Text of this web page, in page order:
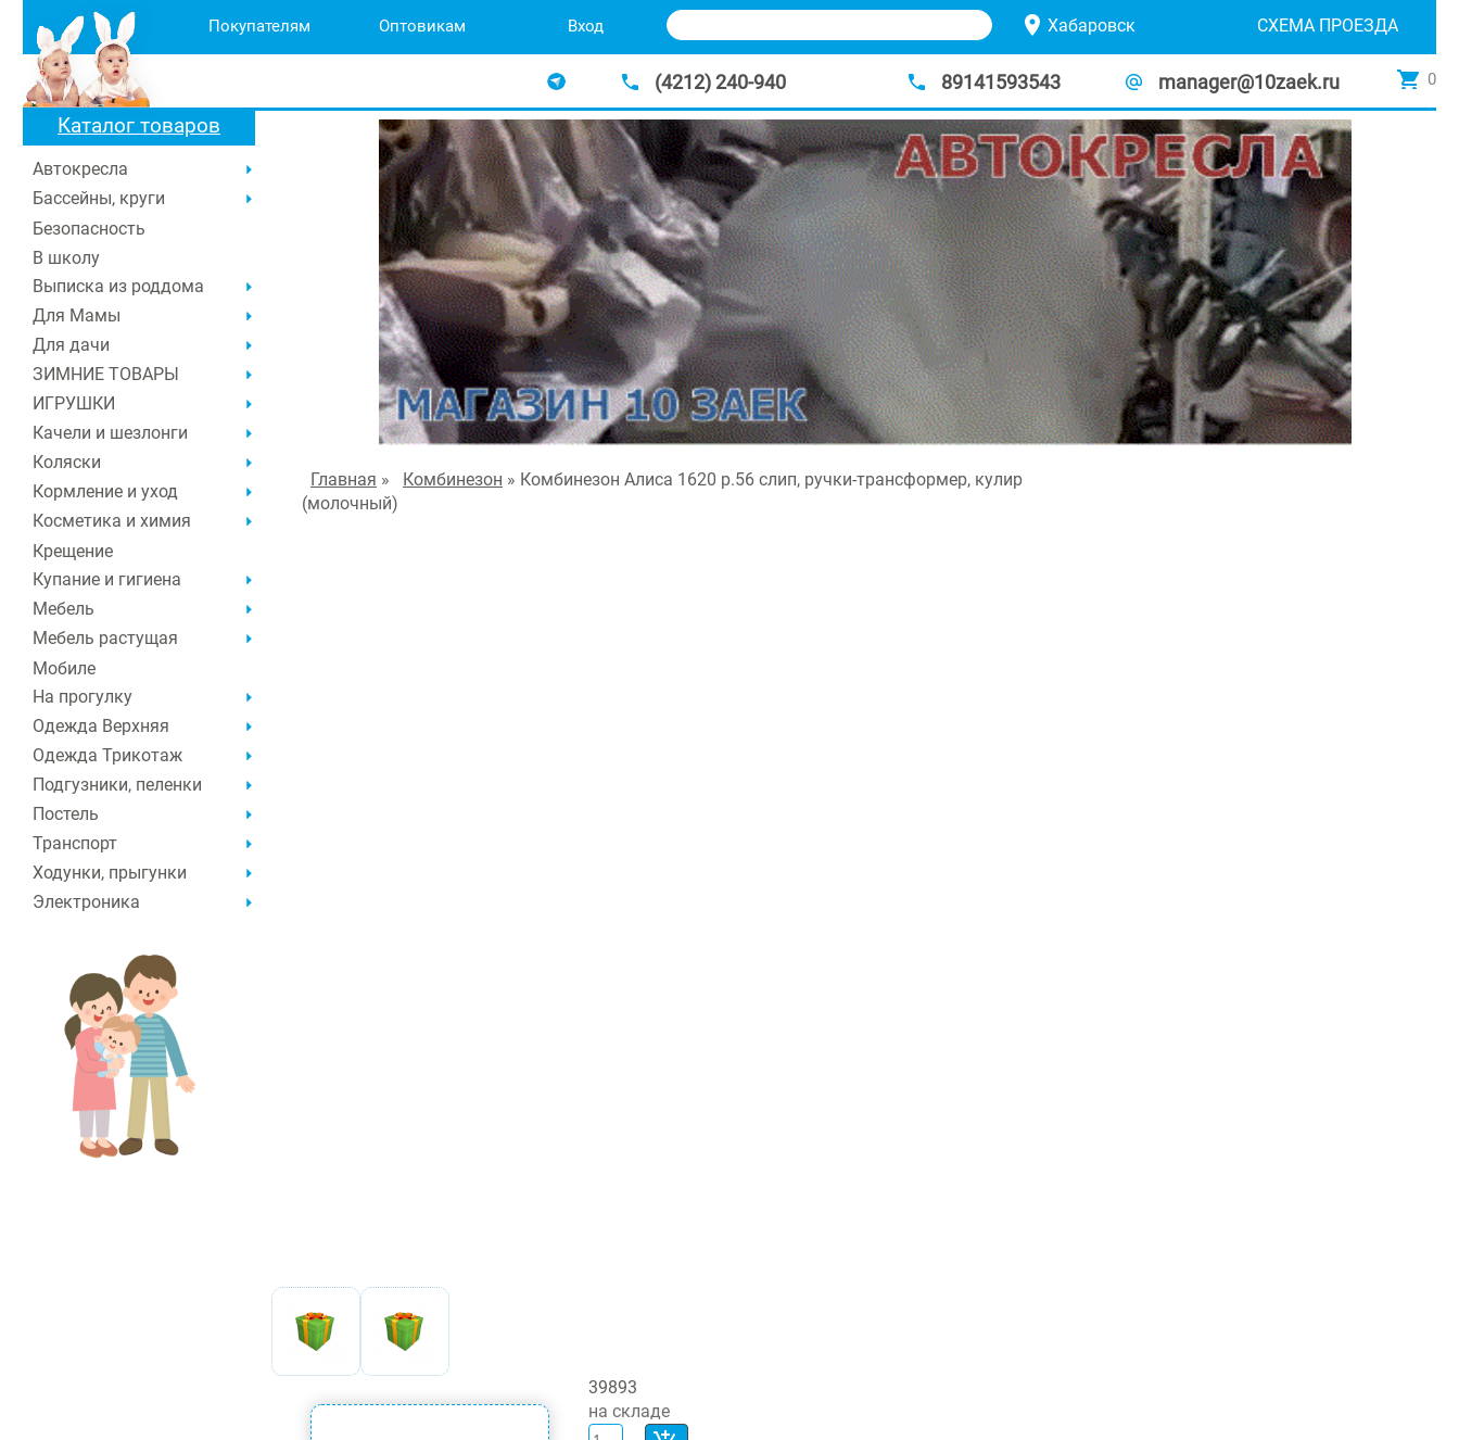
Покупателям Оптовикам Вход Хабаровск СХЕМА ПРОЕЗДА
(4212) 240-940 89141593543 manager@10zaek.ru 0
Главная » Комбинезон » Комбинезон Алиса 1620 р.56 слип, ручки-трансформер, кулир
(молочный)
39893
на складе
Каталог товаров
Автокресла
Бассейны, круги
Безопасность
В школу
Выписка из роддома
Для Мамы
Для дачи
ЗИМНИЕ ТОВАРЫ
ИГРУШКИ
Качели и шезлонги
Коляски
Кормление и уход
Косметика и химия
Крещение
Купание и гигиена
Мебель
Мебель растущая
Мобиле
На прогулку
Одежда Верхняя
Одежда Трикотаж
Подгузники, пеленки
Постель
Транспорт
Ходунки, прыгунки
Электроника